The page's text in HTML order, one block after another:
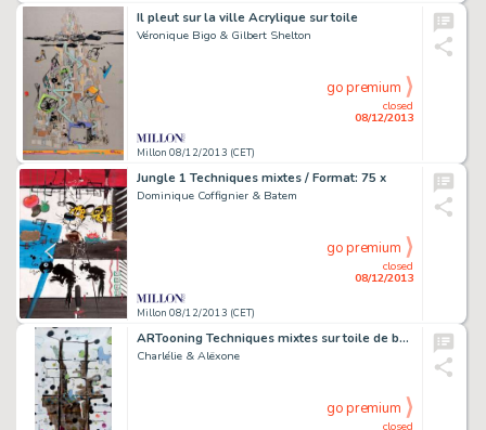
Il pleut sur la ville Acrylique sur toile
Véronique Bigo & Gilbert Shelton
Millon 08/12/2013 (CET)
closed
08/12/2013
go premium
Jungle 1 Techniques mixtes / Format: 75 x
Dominique Coffignier & Batem
Millon 08/12/2013 (CET)
closed
08/12/2013
go premium
ARTooning Techniques mixtes sur toile de bÃ¢che Format:
Charlélie & Alëxone
closed
go premium